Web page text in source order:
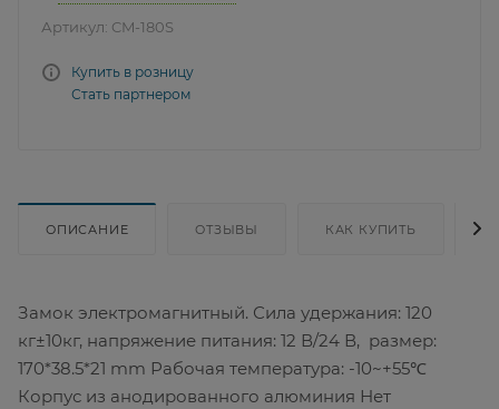
Артикул: CM-180S
Купить в розницу
Стать партнером
ОПИСАНИЕ ОТЗЫВЫ КАК КУПИТЬ
Замок электромагнитный. Сила удержания: 120
кг±10кг, напряжение питания: 12 В/24 В, размер:
170*38.5*21 mm Рабочая температура: -10~+55℃
Корпус из анодированного алюминия Нет